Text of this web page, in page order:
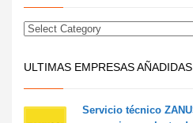
ULTIMAS EMPRESAS AÑADIDAS
Servicio técnico